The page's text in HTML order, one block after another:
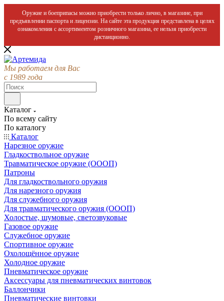
Оружие и боеприпасы можно приобрести только лично, в магазине, при
предъявлении паспорта и лицензии. На сайте эта продукция представлена в целях
ознакомления с ассортиментом розничного магазина, ее нельзя приобрести
дистанционно.
Мы работаем для Вас
с 1989 года
Каталог
По всему сайту
По каталогу
Каталог
Нарезное оружие
Гладкоствольное оружие
Травматическое оружие (ОООП)
Патроны
Для гладкоствольного оружия
Для нарезного оружия
Для служебного оружия
Для травматического оружия (ОООП)
Холостые, шумовые, светозвуковые
Газовое оружие
Служебное оружие
Спортивное оружие
Охолощённое оружие
Холодное оружие
Пневматическое оружие
Аксессуары для пневматических винтовок
Баллончики
Пневматические винтовки